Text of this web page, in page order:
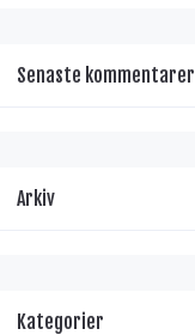
Senaste kommentarer
Arkiv
Kategorier